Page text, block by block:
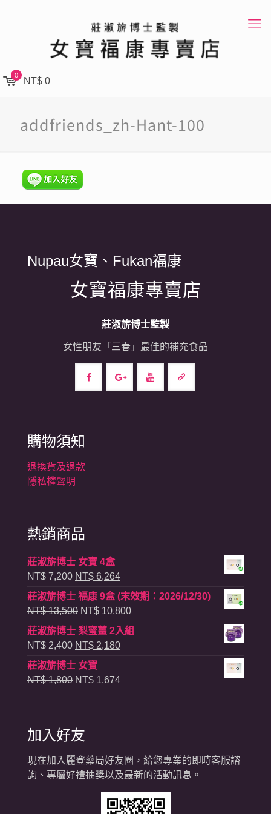
0
NT$ 0
addfriends_zh-Hant-100
Nupau女寶、Fukan福康
女寶福康專賣店
莊淑旂博士監製
女性朋友「三春」最佳的補充食品
購物須知
退換貨及退款
隱私權聲明
熱銷商品
莊淑旂博士 女寶 4盒
NT$7,200 原
始
價
NT$ 7,200。
NT$ 6,264目
前
價
NT$ 6,264。
莊淑旂博士 福康 9盒 (末效期：2026/12/30)
NT$13,500 原
始
價
NT$ 13,500。
NT$ 10,800目
前
莊淑旂博士 梨蜜薑 2入組
NT$2,400 原
始
價
NT$ 2,180目
莊淑旂博士 女寶
NT$1,800 原
NT$ 1,800。
NT$ 1,674目
加入好友
現在加入麗登藥局好友圈，給您專業的即時客服諮
詢、專屬好禮抽獎以及最新的活動訊息。